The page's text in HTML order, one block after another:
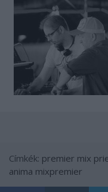
Címkék: premier mix
anima mixpremier